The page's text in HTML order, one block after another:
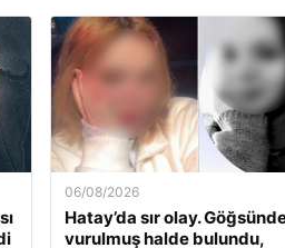
06/08/2026
Hatay’da sır olay.
vurulmuş halde bulundu,